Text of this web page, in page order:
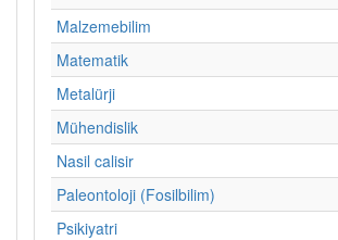
Malzemebilim
Matematik
Metalürji
Mühendislik
Nasil calisir
Paleontoloji (Fosilbilim)
Psikiyatri